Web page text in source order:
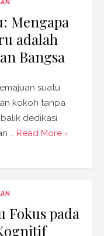
Mengapa
adalah
Bangsa
suatu
kokoh tanpa
dedikasi
… Read More ›
Fokus pada